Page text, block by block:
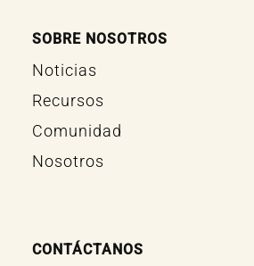
SOBRE NOSOTROS
Noticias
Recursos
Comunidad
Nosotros
CONTÁCTANOS